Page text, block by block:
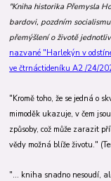
"Kniha historika Přemysla
bardovi, pozdním
přemýšlení o životě
nazvané "Harlekýn v
ve čtrnáctideníku A2 /24/
"Kromě toho, že se jedná o
mimoděk ukazuje, v čem
způsoby, což může zarazit
vědy možná blíže životu."
"… kniha snadno nesoudí,